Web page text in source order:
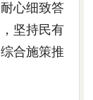
心细致答
坚持民有
合施策推